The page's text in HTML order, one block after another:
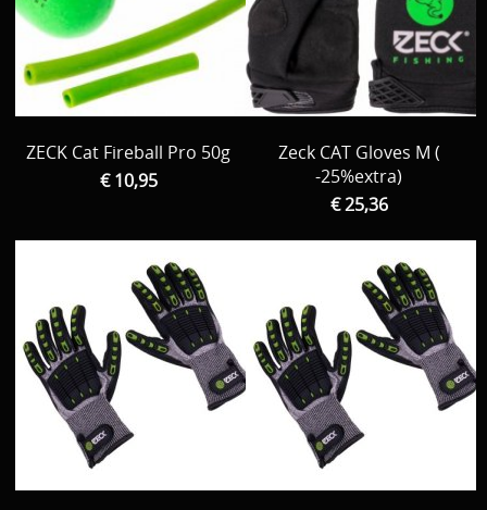
ZECK Cat Fireball Pro 50g
€ 10,95
Zeck CAT Gloves M (
-25%extra)
€ 25,36